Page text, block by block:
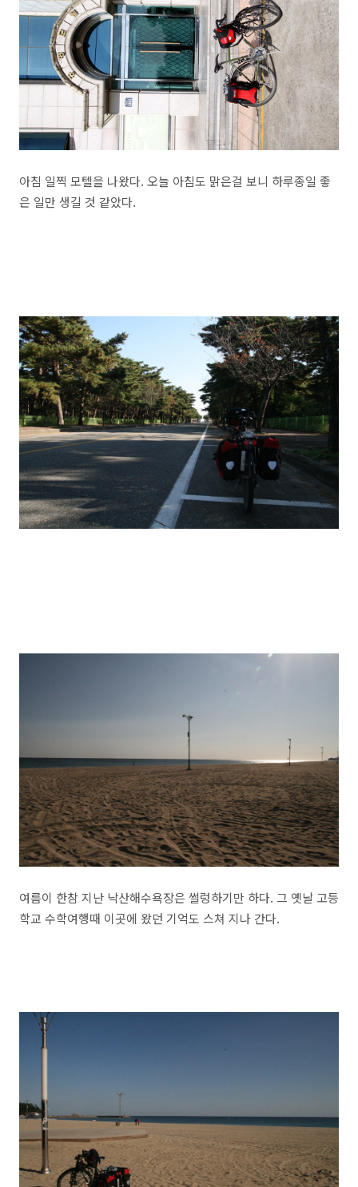
아침 일찍 모텔을 나왔다. 오늘 아침도 맑은걸 보니 하루종일 좋
은 일만 생길 것 같았다.
여름이 한참 지난 낙산해수욕장은 썰렁하기만 하다. 그 옛날 고등
학교 수학여행때 이곳에 왔던 기억도 스쳐 지나 간다.